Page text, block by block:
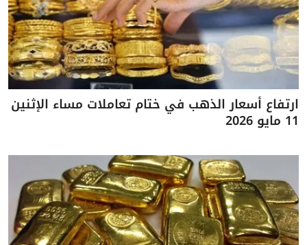
ارتفاع أسعار الذهب في ختام تعاملات مساء الإثنين
11 مايو 2026